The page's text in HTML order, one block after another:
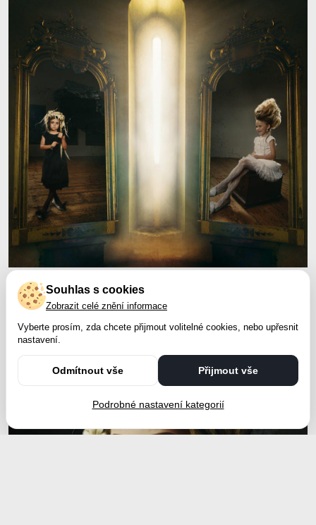
Souhlas s cookies
Zobrazit celé znění informace
Vyberte prosím, zda chcete přijmout volitelné cookies, nebo upřesnit
nastavení.
Odmítnout vše Přijmout vše
Podrobné nastavení kategorií